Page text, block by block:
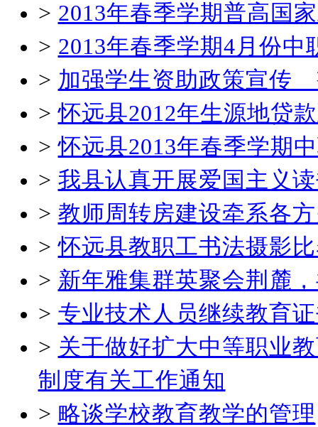
> 2013年春季学期普高国
> 2013年春季学期4月份
> 加强学生资助政策宣传
>怀远县2012年生源地贷
>怀远县2013年春季学期
> 我县认真开展爱国主义
> 教师周转房建设牵系各
>怀远县教职工书法摄影
> 新年雅集群英聚会荆麓
> 专业技术人员继续教育
> 关于做好扩大中等职业
制度有关工作通知
> 略谈学校教育教学的管理